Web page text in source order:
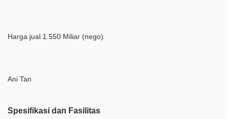
Harga jual 1.550 Miliar (nego)
Ani Tan
Spesifikasi dan Fasilitas